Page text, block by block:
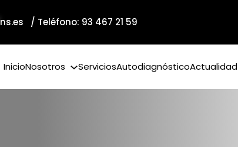
ns.es / Teléfono: 93 467 21 59
InicioNosotros ServiciosAutodiagnósticoActualidad